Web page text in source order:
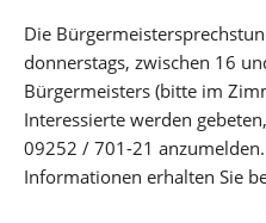
Die
donnerstags, zwischen 16
Bürgermeisters (bitte im
Interessierte werden
09252 / 701-21
Informationen erhalten Sie